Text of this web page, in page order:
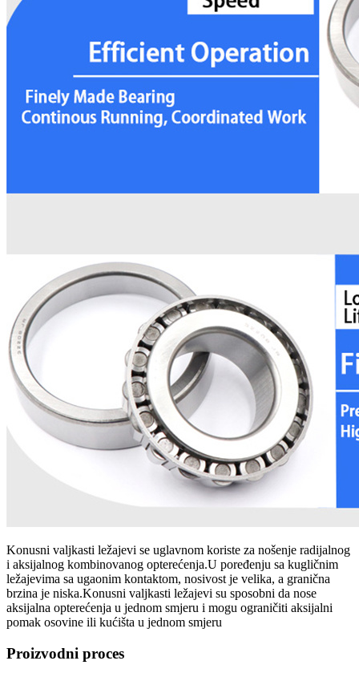
Konusni valjkasti ležajevi se uglavnom koriste za nošenje radijalnog
i aksijalnog kombinovanog opterećenja.U poređenju sa kugličnim
ležajevima sa ugaonim kontaktom, nosivost je velika, a granična
brzina je niska.Konusni valjkasti ležajevi su sposobni da nose
aksijalna opterećenja u jednom smjeru i mogu ograničiti aksijalni
pomak osovine ili kućišta u jednom smjeru
Proizvodni proces